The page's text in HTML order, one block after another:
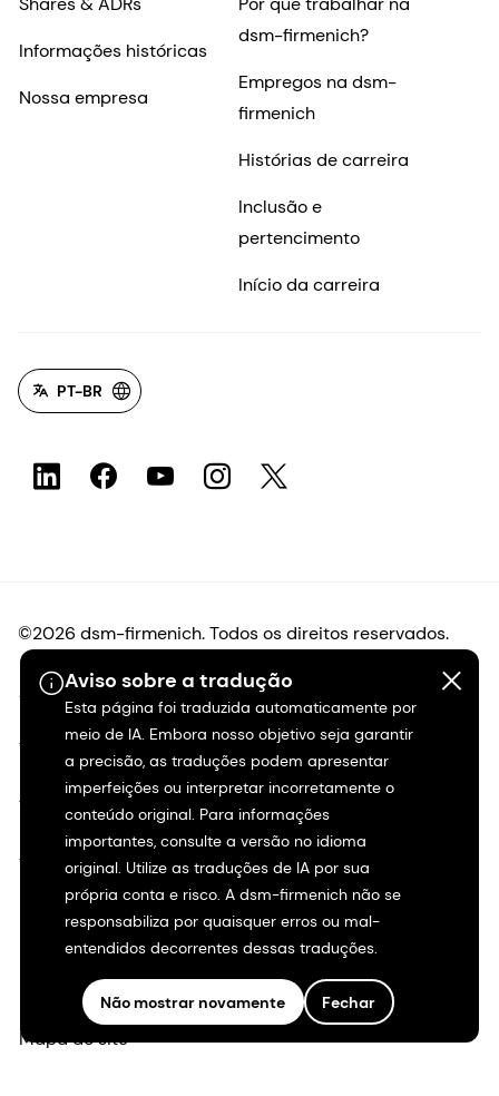
Aviso sobre a tradução
Esta página foi traduzida automaticamente por
meio de IA. Embora nosso objetivo seja garantir
a precisão, as traduções podem apresentar
imperfeições ou interpretar incorretamente o
conteúdo original. Para informações
importantes, consulte a versão no idioma
original. Utilize as traduções de IA por sua
própria conta e risco. A dsm-firmenich não se
responsabiliza por quaisquer erros ou mal-
entendidos decorrentes dessas traduções.
Não mostrar novamente Fechar
Informações históricas
Nossa empresa
dsm-firmenich?
Empregos na dsm-
firmenich
Histórias de carreira
Inclusão e
pertencimento
Início da carreira
PT-BR
©2026 dsm-firmenich. Todos os direitos reservados.
Aviso de privacidade
Termos de uso
Termos e condições
Transparência na Califórnia
Declaração de acessibilidade
Informações legais
Mapa do site